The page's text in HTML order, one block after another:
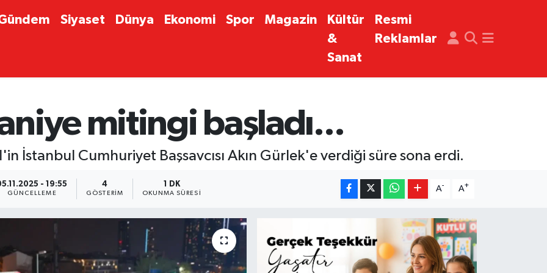
Siyaset Dünya Ekonomi Spor Magazin
Kültür
&
Sanat
Resmi
Reklamlar
mitingi başladı...
İstanbul Cumhuriyet Başsavcısı Akın Gürlek'e verdiği süre sona erdi.
- 19:55
GÜNCELLEME
4
GÖSTERIM
1 DK
OKUNMA SÜRESI
A- A+